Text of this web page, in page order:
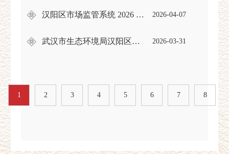
汉阳区市场监管系统 2026 年度双随机抽查工作计划表 2026-04-07
武汉市生态环境局汉阳区分局（日常/双随机）涉企行政检查计划文本 2026-03-31
1 2 3 4 5 6 7 8